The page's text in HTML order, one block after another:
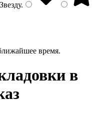
Звезду.
время.
в